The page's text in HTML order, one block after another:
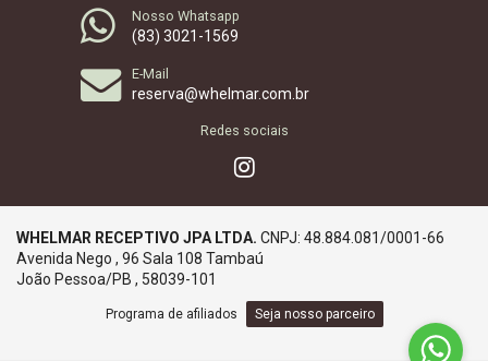
Nosso Whatsapp
(83) 3021-1569
E-Mail
reserva@whelmar.com.br
Redes sociais
WHELMAR RECEPTIVO JPA LTDA. CNPJ: 48.884.081/0001-66
Avenida Nego , 96 Sala 108 Tambaú
João Pessoa/PB , 58039-101
Programa de afiliados Seja nosso parceiro